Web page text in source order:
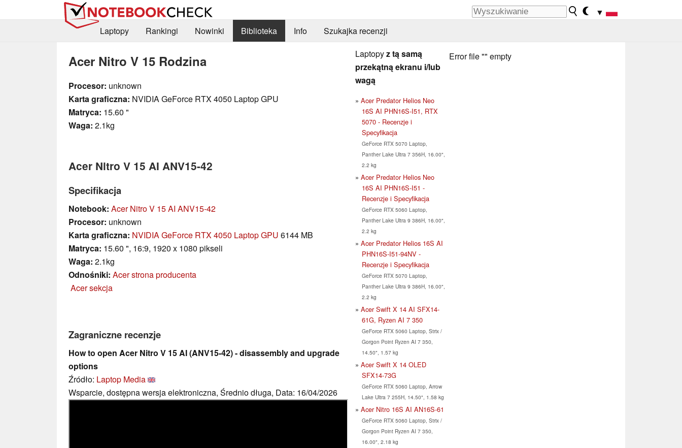
▼
Laptopy
Rankingi Nowinki Biblioteka Info Szukajka recenzji
Acer Nitro V 15 Rodzina
Procesor: unknown
Karta graficzna: NVIDIA GeForce RTX 4050 Laptop GPU
Matryca: 15.60 "
Waga: 2.1kg
Acer Nitro V 15 AI ANV15-42
Specifikacja
Notebook: Acer Nitro V 15 AI ANV15-42
Procesor: unknown
Karta graficzna: NVIDIA GeForce RTX 4050 Laptop GPU 6144 MB
Matryca: 15.60 ", 16:9, 1920 x 1080 pikseli
Waga: 2.1kg
Odnośniki: Acer strona producenta
Acer sekcja
Zagraniczne recenzje
How to open Acer Nitro V 15 AI (ANV15-42) - disassembly and upgrade
options
Źródło: Laptop Media
Wsparcie, dostępna wersja elektroniczna, Średnio długa, Data: 16/04/2026
Laptopyz tą samą
przekątną ekranu i/lub
wagą
Acer Predator Helios Neo
16S AI PHN16S-I51, RTX
5070 - Recenzje i
Specyfikacja
GeForce RTX 5070 Laptop,
Panther Lake Ultra 7 356H, 16.00",
2.2 kg
Acer Predator Helios Neo
16S AI PHN16S-I51 -
Recenzje i Specyfikacja
GeForce RTX 5060 Laptop,
Panther Lake Ultra 9 386H, 16.00",
2.2 kg
Acer Predator Helios 16S AI
PHN16S-I51-94NV -
Recenzje i Specyfikacja
GeForce RTX 5070 Laptop,
Panther Lake Ultra 9 386H, 16.00",
2.2 kg
Acer Swift X 14 AI SFX14-
61G, Ryzen AI 7 350
GeForce RTX 5060 Laptop, Strix /
Gorgon Point Ryzen AI 7 350,
14.50", 1.57 kg
Acer Swift X 14 OLED
SFX14-73G
GeForce RTX 5060 Laptop, Arrow
Lake Ultra 7 255H, 14.50", 1.58 kg
Acer Nitro 16S AI AN16S-61
GeForce RTX 5060 Laptop, Strix /
Gorgon Point Ryzen AI 7 350,
16.00", 2.18 kg
Error file "" empty